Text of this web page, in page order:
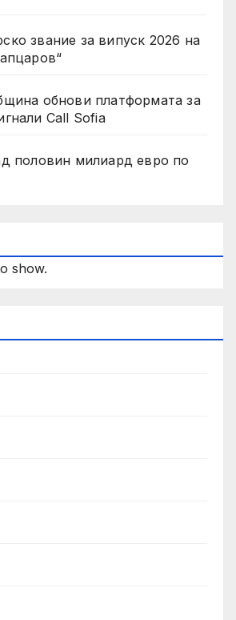
звание за випуск 2026 на
обнови платформата за
Call Sofia
половин милиард евро по
show.